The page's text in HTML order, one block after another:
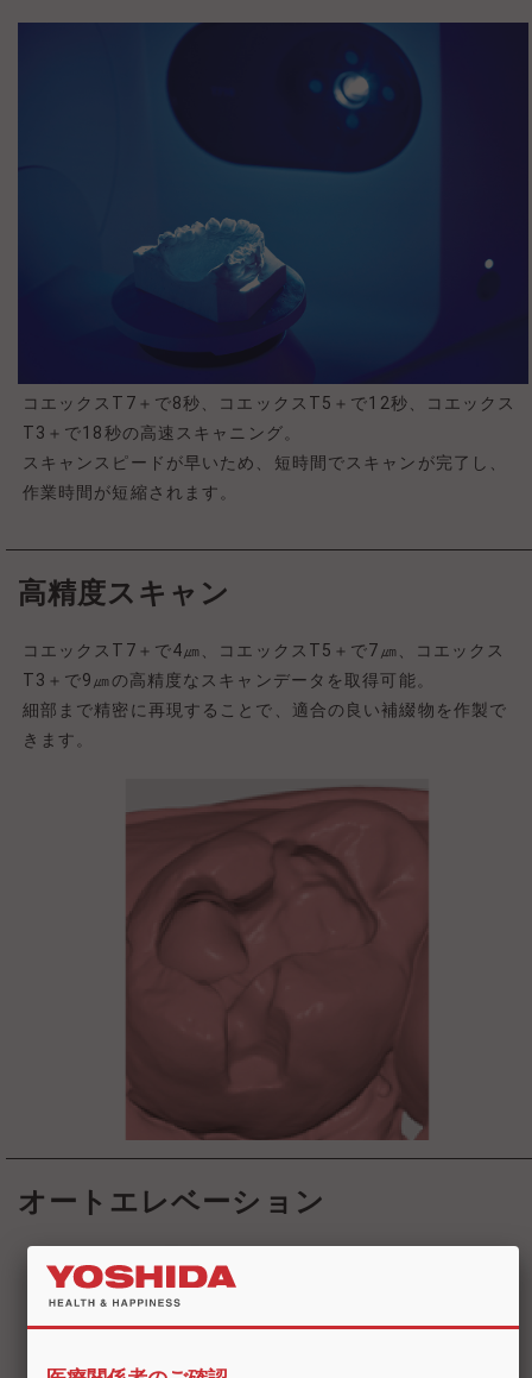
コエックスT7＋で8秒、コエックスT5＋で12秒、コエックス
T3＋で18秒の高速スキャニング。
スキャンスピードが早いため、短時間でスキャンが完了し、
作業時間が短縮されます。
高精度スキャン
コエックスT7＋で4㎛、コエックスT5＋で7㎛、コエックス
T3＋で9㎛の高精度なスキャンデータを取得可能。
細部まで精密に再現することで、適合の良い補綴物を作製で
きます。
オートエレベーション